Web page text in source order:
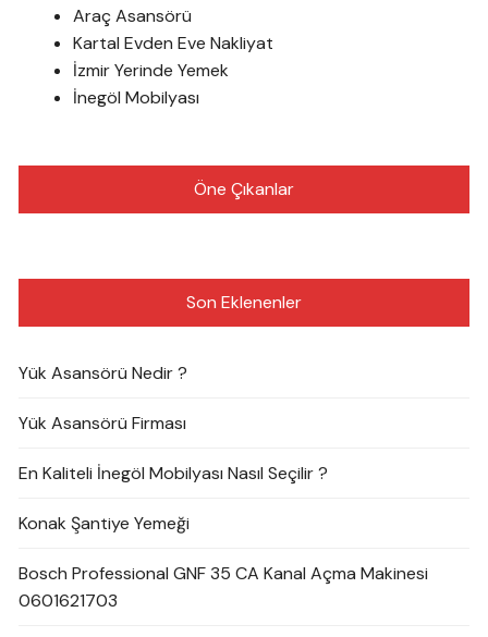
Araç Asansörü
Kartal Evden Eve Nakliyat
İzmir Yerinde Yemek
İnegöl Mobilyası
Öne Çıkanlar
Son Eklenenler
Yük Asansörü Nedir ?
Yük Asansörü Firması
En Kaliteli İnegöl Mobilyası Nasıl Seçilir ?
Konak Şantiye Yemeği
Bosch Professional GNF 35 CA Kanal Açma Makinesi
0601621703